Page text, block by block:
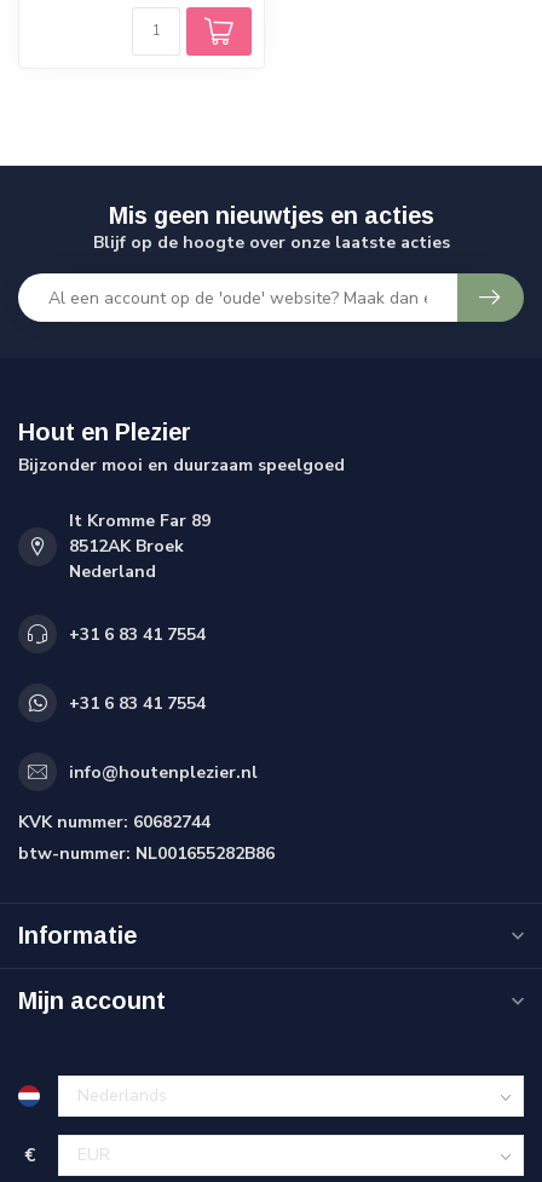
Mis geen nieuwtjes en acties
Blijf op de hoogte over onze laatste acties
Hout en Plezier
Bijzonder mooi en duurzaam speelgoed
It Kromme Far 89
8512AK Broek
Nederland
+31 6 83 41 7554
+31 6 83 41 7554
info@houtenplezier.nl
KVK nummer: 60682744
btw-nummer: NL001655282B86
Informatie
Mijn account
€